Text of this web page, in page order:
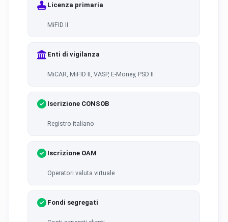
Licenza primaria
MiFID II
Enti di vigilanza
MiCAR, MiFID II, VASP, E-Money, PSD II
Iscrizione CONSOB
Registro italiano
Iscrizione OAM
Operatori valuta virtuale
Fondi segregati